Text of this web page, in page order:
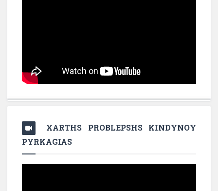
XARTHS PROBLEPSHS KINDYNOY
PYRKAGIAS